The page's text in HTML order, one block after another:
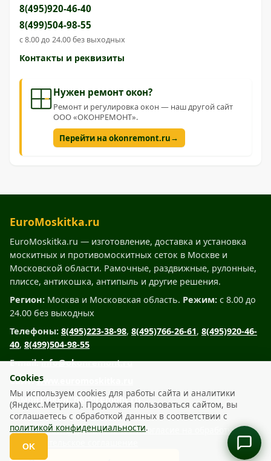
8(495)920-46-40
8(499)504-98-55
с 8.00 до 24.00 без выходных
Контакты и реквизиты
Нужен ремонт окон?
Ремонт и регулировка окон — наш другой сайт
ООО «ОКОНРЕМОНТ».
Перейти на okonremont.ru→
EuroMoskitka.ru
EuroMoskitka.ru — изготовление, доставка и установка
москитных и противомоскитных сеток в Москве и
Московской области. Рамочные, раздвижные, рулонные,
плиссе, антикошка, антипыль и другие решения.
Регион: Москва и Московская область. Режим: с 8.00 до
24.00 без выходных
Телефоны: 8(495)223-38-98, 8(495)766-26-61, 8(495)920-46-
40, 8(499)504-98-55
E-mail: info@okonremont.ru
Сайт: www.euromoskitka.ru
Ремонт окон: okonremont.ru
www.euromoskitka.ru © 2007 – 2026
Политика конфиденциальностиСогласие на обработку ПДн
Пользовательское соглашение
Cookies
Мы используем cookies для работы сайта и аналитики
(Яндекс.Метрика). Продолжая пользоваться сайтом, вы
соглашаетесь с обработкой данных в соответствии с
политикой конфиденциальности.
OK